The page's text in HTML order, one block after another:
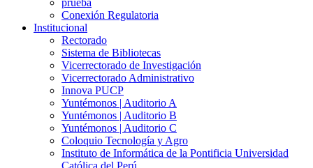
prueba
Conexión Regulatoria
Institucional
Rectorado
Sistema de Bibliotecas
Vicerrectorado de Investigación
Vicerrectorado Administrativo
Innova PUCP
Yuntémonos | Auditorio A
Yuntémonos | Auditorio B
Yuntémonos | Auditorio C
Coloquio Tecnología y Agro
Instituto de Informática de la Pontificia Universidad
Católica del Perú